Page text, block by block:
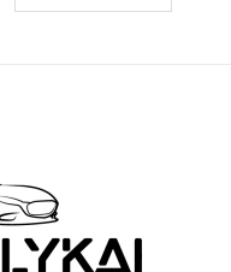
€53.00